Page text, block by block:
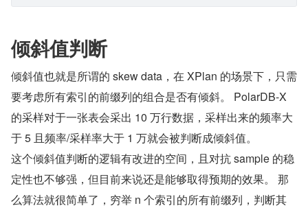
倾斜值判断
倾斜值也就是所谓的 skew data，在 XPlan 的场景下，只需
要考虑所有索引的前缀列的组合是否有倾斜。 PolarDB-X
的采样对于一张表会采出 10 万行数据，采样出来的频率大
于 5 且频率/采样率大于 1 万就会被判断成倾斜值。
这个倾斜值判断的逻辑有改进的空间，且对抗 sample 的稳
定性也不够强，但目前来说还是能够取得预期的效果。 那
么算法就很简单了，穷举 n 个索引的所有前缀列，判断其